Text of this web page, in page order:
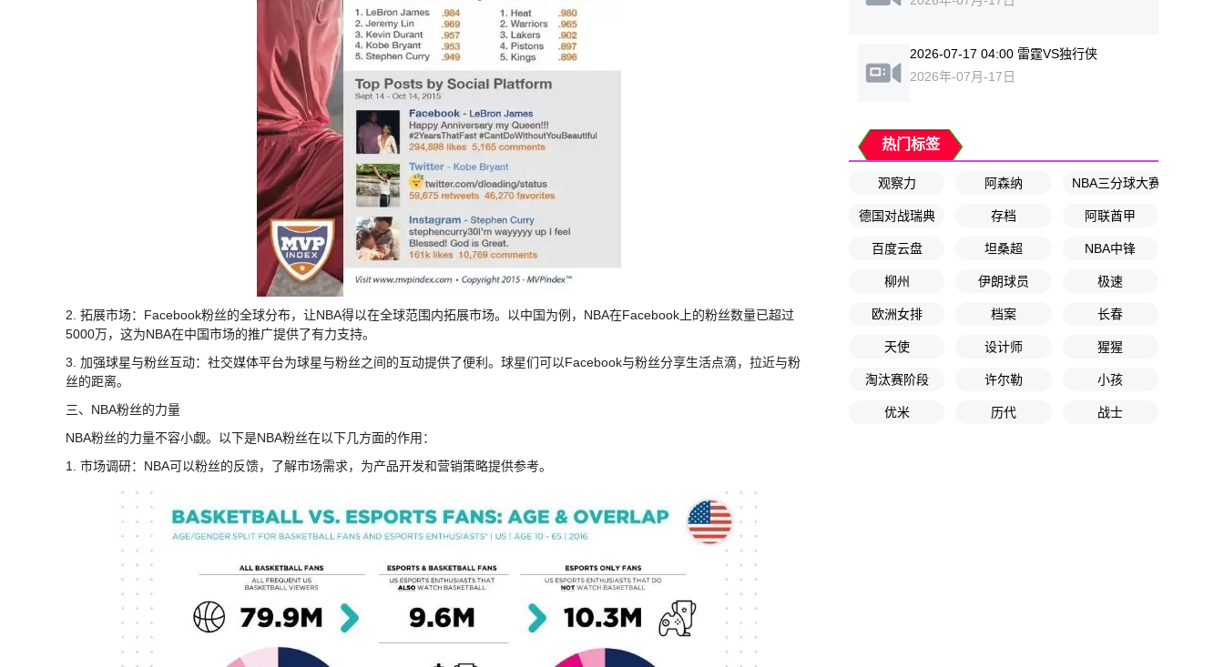
2. 拓展市场：Facebook粉丝的全球分布，让NBA得以在全球范围内拓展市场。以中国为例，NBA在Facebook上的粉丝数量已超过
5000万，这为NBA在中国市场的推广提供了有力支持。
3. 加强球星与粉丝互动：社交媒体平台为球星与粉丝之间的互动提供了便利。球星们可以Facebook与粉丝分享生活点滴，拉近与粉
丝的距离。
三、NBA粉丝的力量
NBA粉丝的力量不容小觑。以下是NBA粉丝在以下几方面的作用：
1. 市场调研：NBA可以粉丝的反馈，了解市场需求，为产品开发和营销策略提供参考。
2026-07-17 04:00 雷霆VS独行侠
2026年-07月-17日
热门标签
观察力 阿森纳 NBA三分球大赛
德国对战瑞典 存档 阿联酋甲
百度云盘 坦桑超 NBA中锋
柳州 伊朗球员 极速
欧洲女排 档案 长春
天使 设计师 猩猩
淘汰赛阶段 许尔勒 小孩
优米 历代 战士